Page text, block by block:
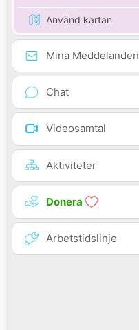
Använd kartan
Mina Meddelanden
Chat
Videosamtal
Aktiviteter
Donera
Arbetstidslinje